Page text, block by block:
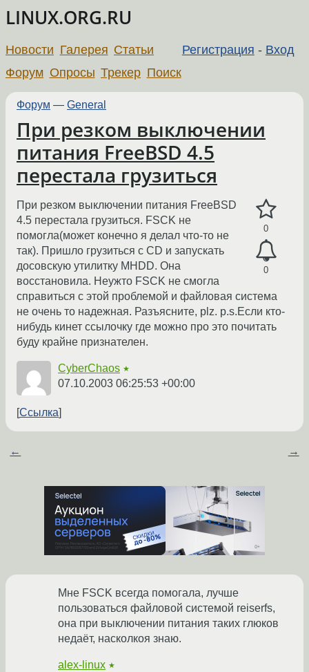
LINUX.ORG.RU
Регистрация - Вход
Новости Галерея Статьи
Форум Опросы Трекер Поиск
Форум — General
При резком выключении
питания FreeBSD 4.5
перестала грузиться
0
0
При резком выключении питания FreeBSD
4.5 перестала грузиться. FSCK не
помогла(может конечно я делал что-то не
так). Пришло грузиться с CD и запускать
досовскую утилитку MHDD. Она
восстановила. Неужто FSCK не смогла
справиться с этой проблемой и файловая система
не очень то надежная. Разъясните, plz. p.s.Если кто-
нибудь кинет ссылочку где можно про это почитать
буду крайне признателен.
CyberChaos ★
07.10.2003 06:25:53 +00:00
Ссылка
← →
Мне FSCK всегда помогала, лучше
пользоваться файловой системой reiserfs,
она при выключении питания таких глюков
недаёт, насколкоя знаю.
alex-linux ★